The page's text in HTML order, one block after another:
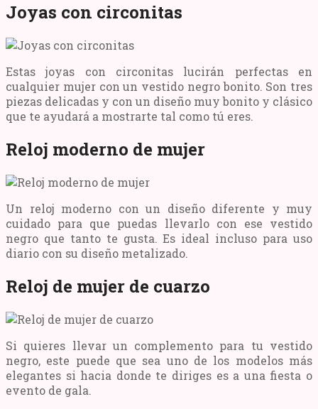
Joyas con circonitas
Estas joyas con circonitas lucirán perfectas en
cualquier mujer con un vestido negro bonito. Son tres
piezas delicadas y con un diseño muy bonito y clásico
que te ayudará a mostrarte tal como tú eres.
Reloj moderno de mujer
Un reloj moderno con un diseño diferente y muy
cuidado para que puedas llevarlo con ese vestido
negro que tanto te gusta. Es ideal incluso para uso
diario con su diseño metalizado.
Reloj de mujer de cuarzo
Si quieres llevar un complemento para tu vestido
negro, este puede que sea uno de los modelos más
elegantes si hacia donde te diriges es a una fiesta o
evento de gala.